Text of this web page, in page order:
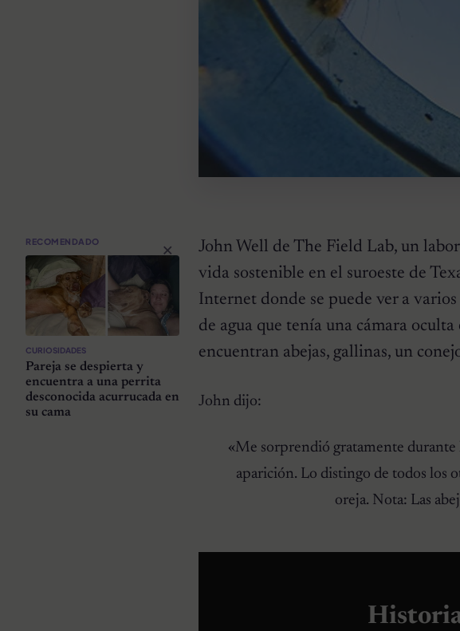
×
RECOMENDADO
CURIOSIDADES
Pareja se despierta y
encuentra a una perrita
desconocida acurrucada en
su cama
John Well de The Field Lab, un
vida sostenible en el suroeste de
Internet donde se puede ver a
de agua que tenía una cámara
encuentran abejas, gallinas, un
John dijo:
«Me sorprendió gratamente
aparición. Lo distingo de todos los
oreja. Nota: Las